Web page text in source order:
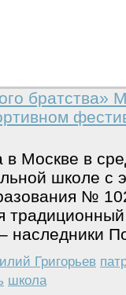
братства»
в Москве в
школе с
№
наследники
Григорьев
школа